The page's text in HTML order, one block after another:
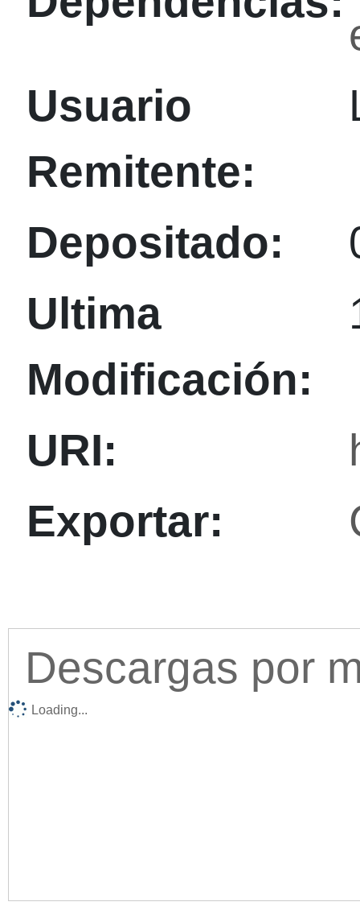
Usuario
Remitente:
Depositado:
Ultima
Modificación:
URI:
Exportar:
Descargas por
Loading...